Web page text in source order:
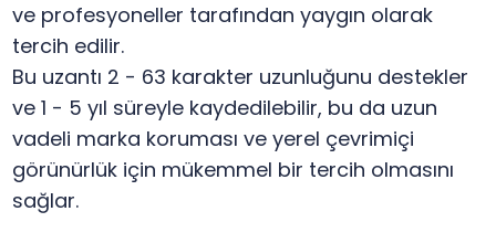
ve profesyoneller tarafından yaygın olarak
tercih edilir.
Bu uzantı 2 - 63 karakter uzunluğunu destekler
ve 1 - 5 yıl süreyle kaydedilebilir, bu da uzun
vadeli marka koruması ve yerel çevrimiçi
görünürlük için mükemmel bir tercih olmasını
sağlar.